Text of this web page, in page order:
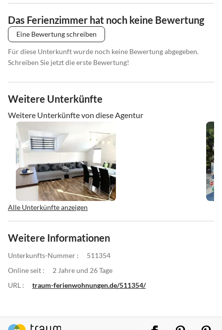
Das Ferienzimmer hat noch keine Bewertung
Eine Bewertung schreiben
Für diese Unterkunft wurde noch keine Bewertung abgegeben.
Schreiben Sie jetzt die erste Bewertung!
Weitere Unterkünfte
Weitere Unterkünfte von diese Agentur
Alle Unterkünfte anzeigen
Weitere Informationen
Unterkunfts-Nummer :
511354
Online seit :
2 Jahre und 26 Tage
URL :
traum-ferienwohnungen.de/511354/